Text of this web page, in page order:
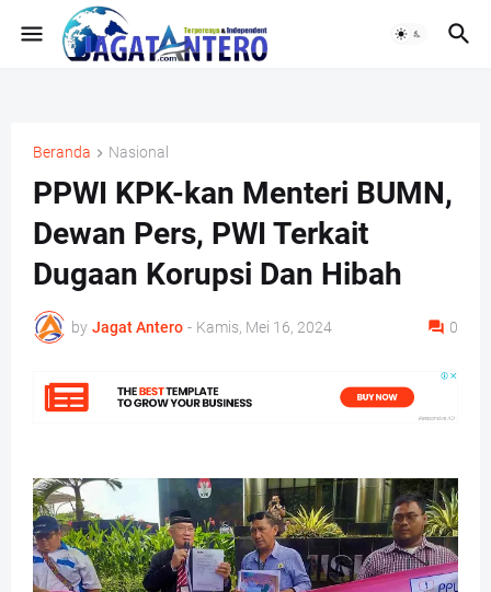
Beranda Nasional
PPWI KPK-kan Menteri BUMN,
Dewan Pers, PWI Terkait
Dugaan Korupsi Dan Hibah
by Jagat Antero - Kamis, Mei 16, 2024 0